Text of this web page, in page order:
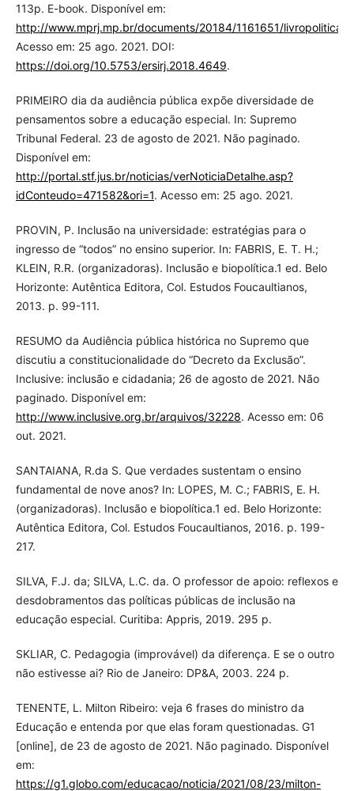
113p. E-book. Disponível em:
http://www.mprj.mp.br/documents/20184/1161651/
Acesso em: 25 ago. 2021. DOI:
https://doi.org/10.5753/ersirj.2018.4649.
PRIMEIRO dia da audiência pública expõe diversidade de
pensamentos sobre a educação especial. In: Supremo
Tribunal Federal. 23 de agosto de 2021. Não paginado.
Disponível em:
http://portal.stf.jus.br/noticias/verNoticiaDetalhe.asp?
idConteudo=471582&ori=1. Acesso em: 25 ago. 2021.
PROVIN, P. Inclusão na universidade: estratégias para o
ingresso de “todos” no ensino superior. In: FABRIS, E. T. H.;
KLEIN, R.R. (organizadoras). Inclusão e biopolítica.1 ed. Belo
Horizonte: Autêntica Editora, Col. Estudos Foucaultianos,
2013. p. 99-111.
RESUMO da Audiência pública histórica no Supremo que
discutiu a constitucionalidade do “Decreto da Exclusão”.
Inclusive: inclusão e cidadania; 26 de agosto de 2021. Não
paginado. Disponível em:
http://www.inclusive.org.br/arquivos/32228. Acesso em: 06
out. 2021.
SANTAIANA, R.da S. Que verdades sustentam o ensino
fundamental de nove anos? In: LOPES, M. C.; FABRIS, E. H.
(organizadoras). Inclusão e biopolítica.1 ed. Belo Horizonte:
Autêntica Editora, Col. Estudos Foucaultianos, 2016. p. 199-
217.
SILVA, F.J. da; SILVA, L.C. da. O professor de apoio: reflexos e
desdobramentos das políticas públicas de inclusão na
educação especial. Curitiba: Appris, 2019. 295 p.
SKLIAR, C. Pedagogia (improvável) da diferença. E se o outro
não estivesse ai? Rio de Janeiro: DP&A, 2003. 224 p.
TENENTE, L. Milton Ribeiro: veja 6 frases do ministro da
Educação e entenda por que elas foram questionadas. G1
[online], de 23 de agosto de 2021. Não paginado. Disponível
em:
https://g1.globo.com/educacao/noticia/2021/08/23/milton-